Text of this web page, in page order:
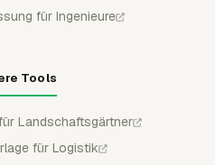
für Ingenieure
Tools
Landschaftsgärtner
für Logistik